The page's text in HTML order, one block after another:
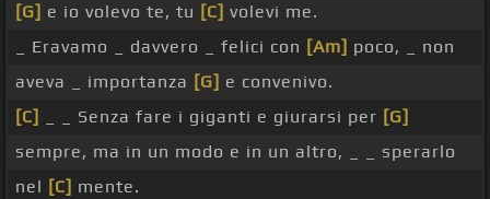
[G] e io volevo te, tu [C] volevi me.
_ Eravamo _ davvero _ felici con [Am] poco, _ non
aveva _ importanza [G] e convenivo.
[C]
_ _ Senza fare i giganti e giurarsi per [G]
sempre, ma in un modo e in un altro, _ _ sperarlo
nel [C] mente.